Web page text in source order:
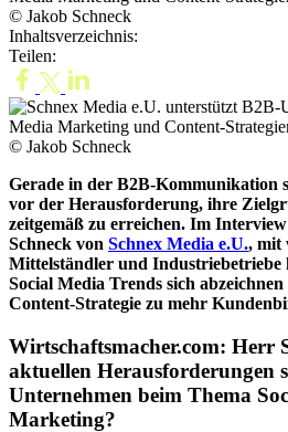
© Jakob Schneck
Inhaltsverzeichnis:
Teilen:
© Jakob Schneck
Gerade in der B2B-Kommunikation
vor der Herausforderung, ihre
zeitgemäß zu erreichen. Im
Schneck von Schnex Media e.U., mit
Mittelständler und Industriebetriebe
Social Media Trends sich
Content-Strategie zu mehr
Wirtschaftsmacher.com: Herr
aktuellen Herausforderungen
Unternehmen beim Thema
Marketing?